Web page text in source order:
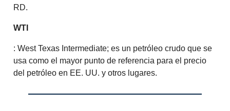
RD.
WTI
: West Texas Intermediate; es un petróleo crudo que se
usa como el mayor punto de referencia para el precio
del petróleo en EE. UU. y otros lugares.